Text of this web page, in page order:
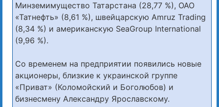
Минземимущество Татарстана (28,77 %), ОАО
«Татнефть» (8,61 %), швейцарскую Amruz Trading
(8,34 %) и американскую SeaGroup International
(9,96 %).
Со временем на предприятии появились новые
акционеры, близкие к украинской группе
«Приват» (Коломойский и Боголюбов) и
бизнесмену Александру Ярославскому.